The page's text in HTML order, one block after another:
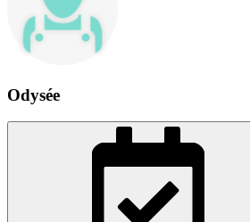
Odysée